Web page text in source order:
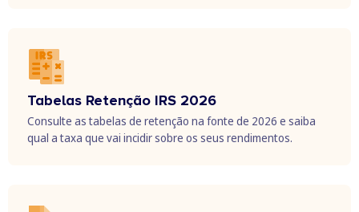
Tabelas Retenção IRS 2026
Consulte as tabelas de retenção na fonte de 2026 e saiba
qual a taxa que vai incidir sobre os seus rendimentos.